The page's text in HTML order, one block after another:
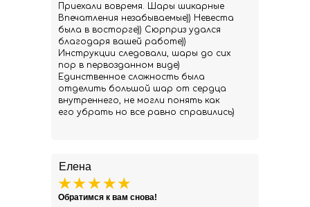
Елена
Обратимся к вам снова!
Приехали вовремя. Шары шикарные
Впечатления незабываемые)) Невеста
была в восторге)) Сюрприз удался
благодаря вашей работе))
Инструкции следовали, шары до сих
пор в первозданном виде)
Единственное сложность была
отделить большой шар от сердца
внутреннего, не могли понять как
его убрать но все равно справились)